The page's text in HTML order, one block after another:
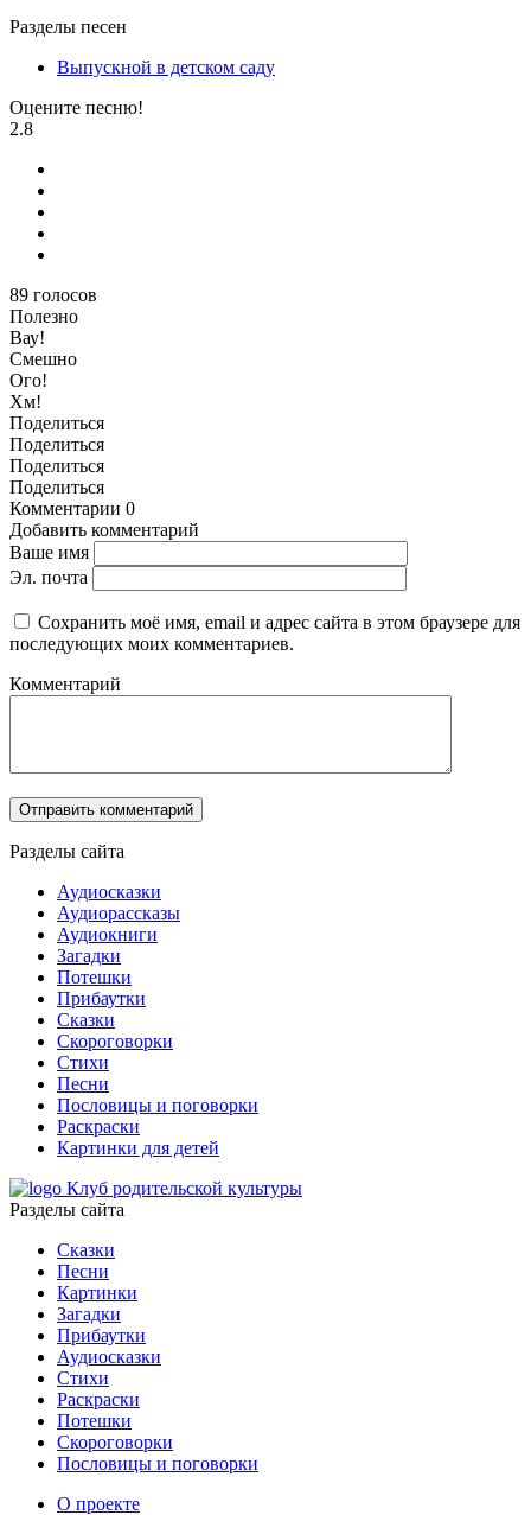
Разделы песен
Выпускной в детском саду
Оцените песню!
2.8
89 голосов
Полезно
Вау!
Смешно
Ого!
Хм!
Поделиться
Поделиться
Поделиться
Поделиться
Комментарии 0
Добавить комментарий
Ваше имя
Эл. почта
Сохранить моё имя, email и адрес сайта в этом браузере для
последующих моих комментариев.
Комментарий
Разделы сайта
Аудиосказки
Аудиорассказы
Аудиокниги
Загадки
Потешки
Прибаутки
Сказки
Скороговорки
Стихи
Песни
Пословицы и поговорки
Раскраски
Картинки для детей
Клуб родительской культуры
Разделы сайта
Сказки
Песни
Картинки
Загадки
Прибаутки
Аудиосказки
Стихи
Раскраски
Потешки
Скороговорки
Пословицы и поговорки
О проекте